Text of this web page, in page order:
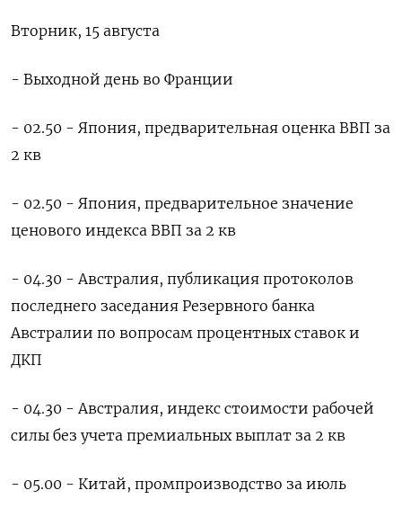
Вторник, 15 августа
- Выходной день во Франции
- 02.50 - Япония, предварительная оценка ВВП за
2 кв
- 02.50 - Япония, предварительное значение
ценового индекса ВВП за 2 кв
- 04.30 - Австралия, публикация протоколов
последнего заседания Резервного банка
Австралии по вопросам процентных ставок и
ДКП
- 04.30 - Австралия, индекс стоимости рабочей
силы без учета премиальных выплат за 2 кв
- 05.00 - Китай, промпроизводство за июль